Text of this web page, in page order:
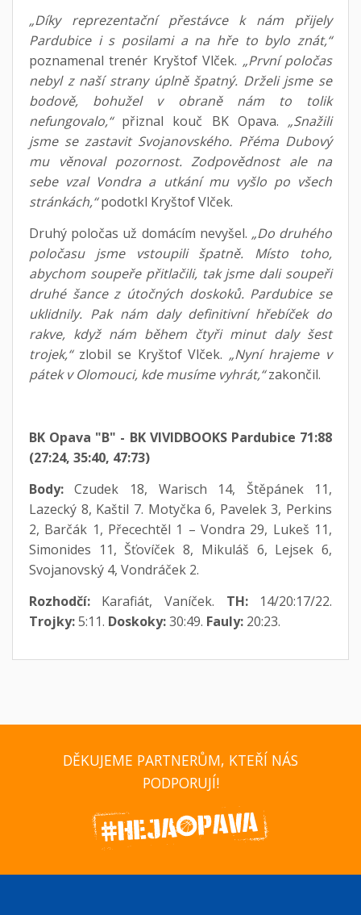
„Díky reprezentační přestávce k nám přijely
Pardubice i s posilami a na hře to bylo znát,“
poznamenal trenér Kryštof Vlček. „První poločas
nebyl z naší strany úplně špatný. Drželi jsme se
bodově, bohužel v obraně nám to tolik
nefungovalo,“přiznal kouč BK Opava. „Snažili
jsme se zastavit Svojanovského. Přéma Dubový
mu věnoval pozornost. Zodpovědnost ale na
sebe vzal Vondra a utkání mu vyšlo po všech
stránkách,“podotkl Kryštof Vlček.
Druhý poločas už domácím nevyšel. „Do druhého
poločasu jsme vstoupili špatně. Místo toho,
abychom soupeře přitlačili, tak jsme dali soupeři
druhé šance z útočných doskoků. Pardubice se
uklidnily. Pak nám daly definitivní hřebíček do
rakve, když nám během čtyři minut daly šest
trojek,“zlobil se Kryštof Vlček. „Nyní hrajeme v
pátek v Olomouci, kde musíme vyhrát,“zakončil.
BK Opava "B" - BK VIVIDBOOKS Pardubice 71:88
(27:24, 35:40, 47:73)
Body:Czudek 18, Warisch 14, Štěpánek 11,
Lazecký 8, Kaštil 7. Motyčka 6, Pavelek 3, Perkins
2, Barčák 1, Přecechtěl 1 – Vondra 29, Lukeš 11,
Simonides 11, Šťovíček 8, Mikuláš 6, Lejsek 6,
Svojanovský 4, Vondráček 2.
Rozhodčí:Karafiát, Vaníček. TH:14/20:17/22.
Trojky:5:11. Doskoky:30:49. Fauly:20:23.
DĚKUJEME PARTNERŮM, KTEŘÍ NÁS
PODPORUJÍ!